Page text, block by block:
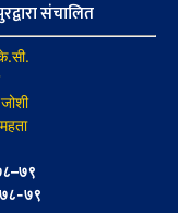
संचालित
७९